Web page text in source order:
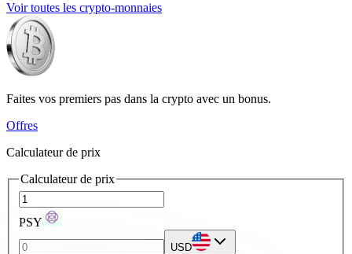
Voir toutes les crypto-monnaies
Faites vos premiers pas dans la crypto avec un bonus.
Offres
Calculateur de prix
Calculateur de prix
PSY
USD